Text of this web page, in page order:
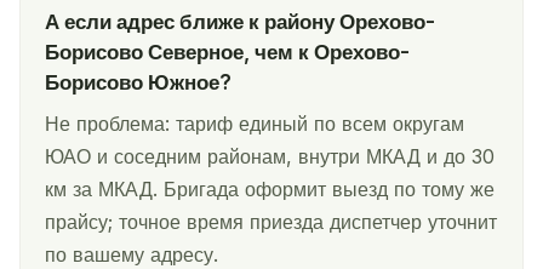
А если адрес ближе к району Орехово-
Борисово Северное, чем к Орехово-
Борисово Южное?
Не проблема: тариф единый по всем округам
ЮАО и соседним районам, внутри МКАД и до 30
км за МКАД. Бригада оформит выезд по тому же
прайсу; точное время приезда диспетчер уточнит
по вашему адресу.